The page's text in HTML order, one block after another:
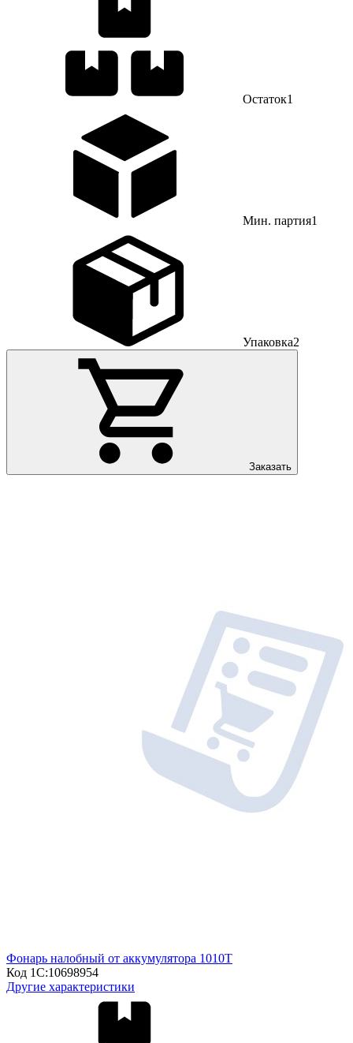
Остаток1
Мин. партия1
Упаковка2
Заказать
Фонарь налобный от аккумулятора 1010Т
Код 1С:10698954
Другие характеристики